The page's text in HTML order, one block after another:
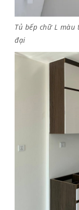
Tủ bếp chữ L
đại